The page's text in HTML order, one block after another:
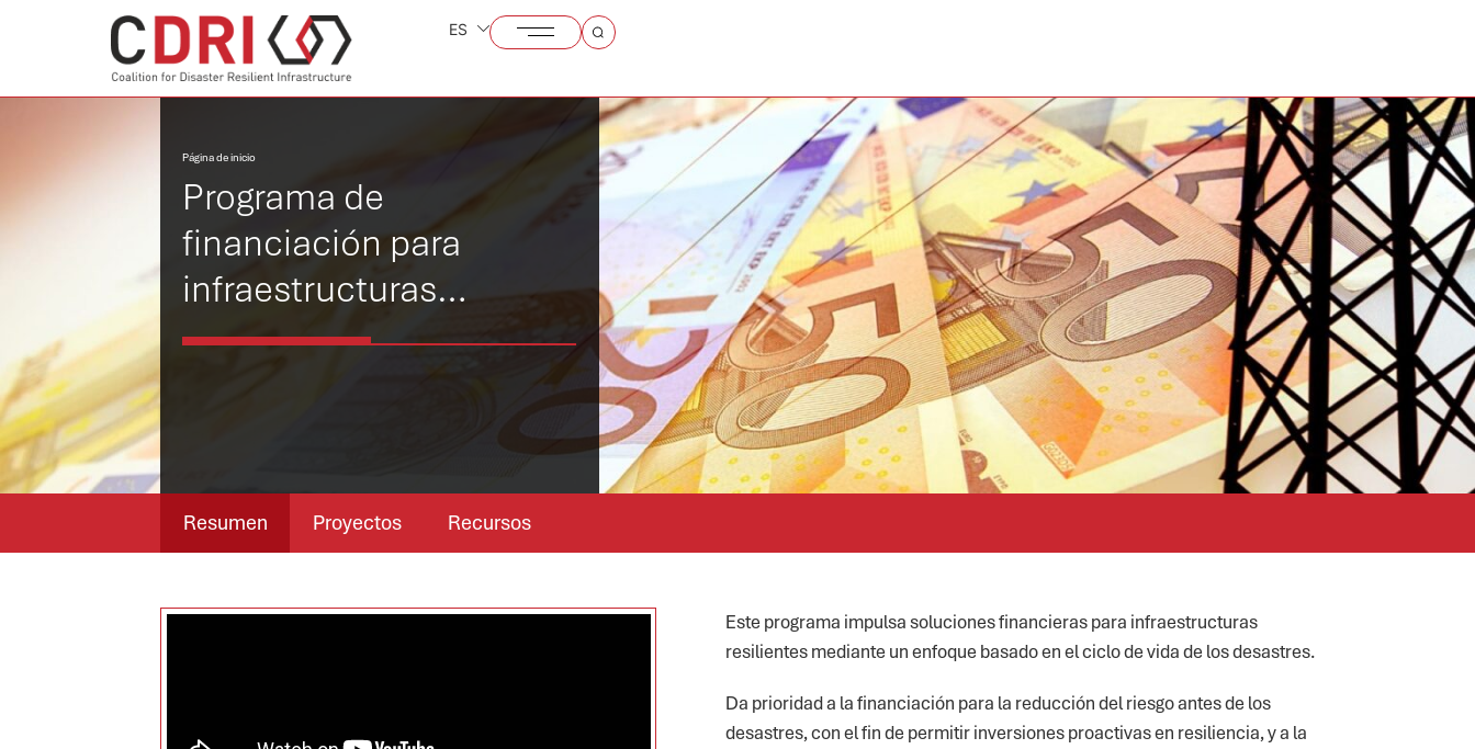
ES
Página de inicio
Programa de
financiación para
infraestructuras
resilientes (FRIP)
Resumen Proyectos Recursos
Este programa impulsa soluciones financieras para infraestructuras
resilientes mediante un enfoque basado en el ciclo de vida de los desastres.
Da prioridad a la financiación para la reducción del riesgo antes de los
desastres, con el fin de permitir inversiones proactivas en resiliencia, y a la